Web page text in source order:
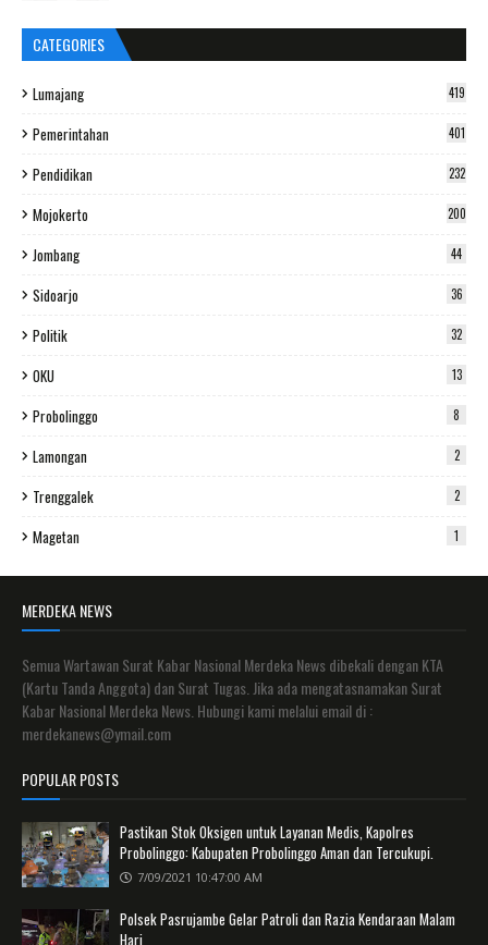
CATEGORIES
Lumajang 419
Pemerintahan 401
Pendidikan 232
Mojokerto 200
Jombang 44
Sidoarjo 36
Politik 32
OKU 13
Probolinggo 8
Lamongan 2
Trenggalek 2
Magetan 1
MERDEKA NEWS
Semua Wartawan Surat Kabar Nasional Merdeka News dibekali dengan KTA
(Kartu Tanda Anggota) dan Surat Tugas. Jika ada mengatasnamakan Surat
Kabar Nasional Merdeka News. Hubungi kami melalui email di :
merdekanews@ymail.com
POPULAR POSTS
Pastikan Stok Oksigen untuk Layanan Medis, Kapolres
Probolinggo: Kabupaten Probolinggo Aman dan Tercukupi.
7/09/2021 10:47:00 AM
Polsek Pasrujambe Gelar Patroli dan Razia Kendaraan Malam
Hari